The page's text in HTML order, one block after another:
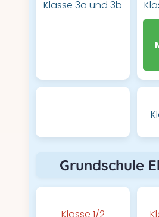
Klasse 3a und 3b
Grundschule